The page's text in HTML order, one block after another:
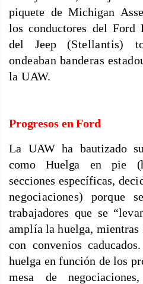
piquete de Michigan
los conductores del Ford
del Jeep(Stellantis)
ondeaban banderas
la UAW.
Progresos en Ford
La UAW ha bautizado
como Huelga en pie
secciones específicas,
negociaciones) porque
trabajadores que se
amplía la huelga,
con convenios
huelga en función de los
mesa de